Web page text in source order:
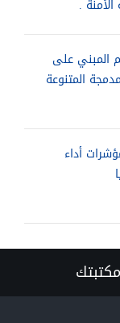
.
المبني على
المتنوعة
أداء